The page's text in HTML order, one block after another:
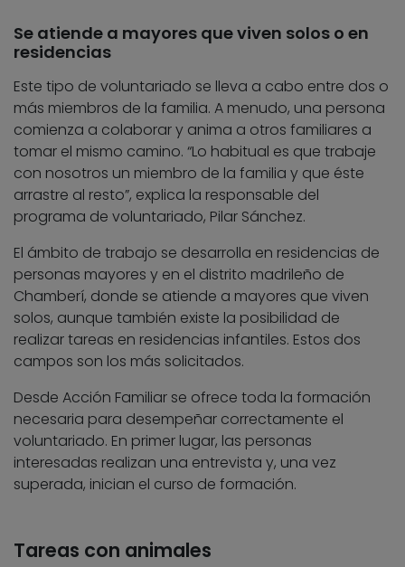
Se atiende a mayores que viven solos o en
residencias
Este tipo de voluntariado se lleva a cabo entre dos o
más miembros de la familia. A menudo, una persona
comienza a colaborar y anima a otros familiares a
tomar el mismo camino. “Lo habitual es que trabaje
con nosotros un miembro de la familia y que éste
arrastre al resto”, explica la responsable del
programa de voluntariado, Pilar Sánchez.
El ámbito de trabajo se desarrolla en residencias de
personas mayores y en el distrito madrileño de
Chamberí, donde se atiende a mayores que viven
solos, aunque también existe la posibilidad de
realizar tareas en residencias infantiles. Estos dos
campos son los más solicitados.
Desde Acción Familiar se ofrece toda la formación
necesaria para desempeñar correctamente el
voluntariado. En primer lugar, las personas
interesadas realizan una entrevista y, una vez
superada, inician el curso de formación.
Tareas con animales